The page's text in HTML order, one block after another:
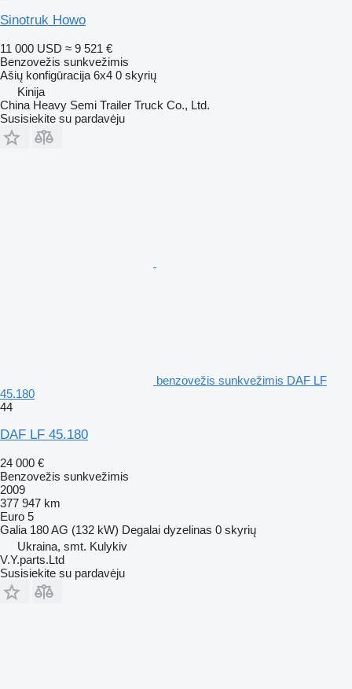
Sinotruk Howo
11 000 USD ≈ 9 521 €
Benzovežis sunkvežimis
Ašių konfigūracija 6x4 0 skyrių
Kinija
China Heavy Semi Trailer Truck Co., Ltd.
Susisiekite su pardavėju
benzovežis sunkvežimis DAF LF
45.180
44
DAF LF 45.180
24 000 €
Benzovežis sunkvežimis
2009
377 947 km
Euro 5
Galia 180 AG (132 kW) Degalai dyzelinas 0 skyrių
Ukraina, smt. Kulykiv
V.Y.parts.Ltd
Susisiekite su pardavėju